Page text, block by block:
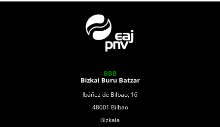
BBB
Bizkai Buru Batzar
Ibáñez de Bilbao, 16
48001 Bilbao
Bizkaia